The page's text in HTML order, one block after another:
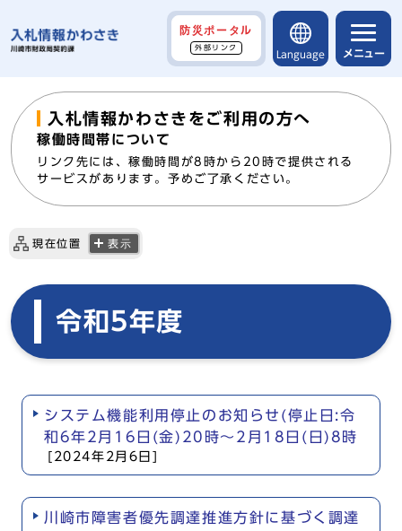
防災ポータル
外部リンク
Language メニュー
入札情報かわさきをご利用の方へ
稼働時間帯について
リンク先には、稼働時間が8時から20時で提供される
サービスがあります。予めご了承ください。
現在位置 表示
令和5年度
システム機能利用停止のお知らせ(停止日:令
和6年2月16日(金)20時～2月18日(日)8時
[2024年2月6日]
川崎市障害者優先調達推進方針に基づく調達